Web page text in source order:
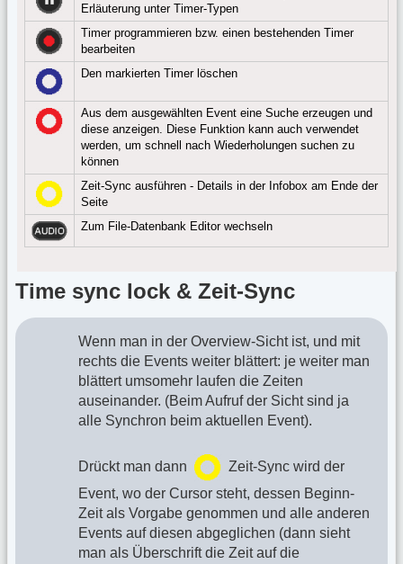
Erläuterung unter Timer-Typen
Timer programmieren bzw. einen bestehenden Timer
bearbeiten
Den markierten Timer löschen
Aus dem ausgewählten Event eine Suche erzeugen und
diese anzeigen. Diese Funktion kann auch verwendet
werden, um schnell nach Wiederholungen suchen zu
können
Zeit-Sync ausführen - Details in der Infobox am Ende der
Seite
Zum File-Datenbank Editor wechseln
Time sync lock & Zeit-Sync
Wenn man in der Overview-Sicht ist, und mit
rechts die Events weiter blättert: je weiter man
blättert umsomehr laufen die Zeiten
auseinander. (Beim Aufruf der Sicht sind ja
alle Synchron beim aktuellen Event).
Drückt man dann
Zeit-Sync wird der
Event, wo der Cursor steht, dessen Beginn-
Zeit als Vorgabe genommen und alle anderen
Events auf diesen abgeglichen (dann sieht
man als Überschrift die Zeit auf die